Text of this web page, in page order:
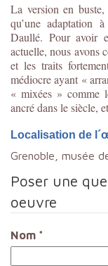
La version en
qu’une adaptation
Daullé. Pour avoir
actuelle, nous avons
et les traits
médiocre ayant «
« mixées » comme
ancré dans le siècle,
Localisation de
Grenoble, musée
Poser une
oeuvre
Nom *